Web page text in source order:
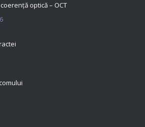
optică – OCT